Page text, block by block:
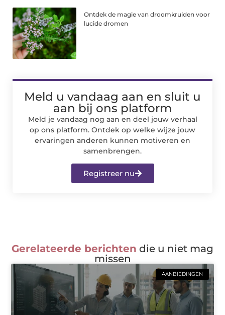
Ontdek de magie van droomkruiden voor
lucide dromen
Meld u vandaag aan en sluit u
aan bij ons platform
Meld je vandaag nog aan en deel jouw verhaal
op ons platform. Ontdek op welke wijze jouw
ervaringen anderen kunnen motiveren en
samenbrengen.
Registreer nu
Gerelateerde berichten die u niet mag
missen
AANBIEDINGEN